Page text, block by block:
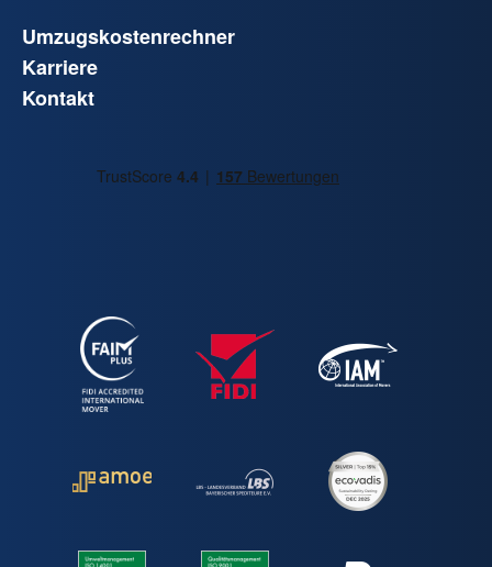
Umzugskostenrechner
Karriere
Kontakt